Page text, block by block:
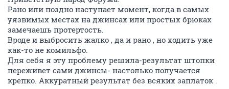
Рано или поздно наступает момент, когда в самых
уязвимых местах на джинсах или простых брюках
замечаешь протертость.
Вроде и выбросить жалко , да и рано , но ходить уже
как-то не комильфо.
Для себя я эту проблему решила-результат штопки
переживет сами джинсы- настолько получается
крепко. Аккуратный результат без всяких заплаток .